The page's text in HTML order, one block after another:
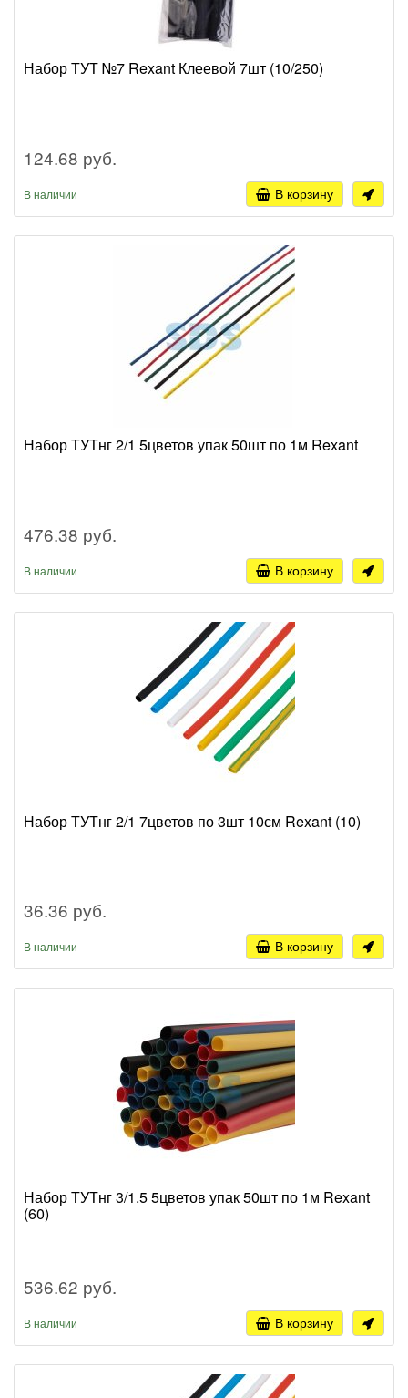
Набор ТУТ №7 Rexant Клеевой 7шт (10/250)
124.68 руб.
В наличии В корзину
Набор ТУТнг 2/1 5цветов упак 50шт по 1м Rexant
476.38 руб.
В наличии В корзину
Набор ТУТнг 2/1 7цветов по 3шт 10см Rexant (10)
36.36 руб.
В наличии В корзину
Набор ТУТнг 3/1.5 5цветов упак 50шт по 1м Rexant
(60)
536.62 руб.
В наличии В корзину